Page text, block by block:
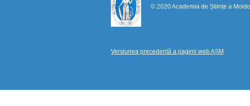
© 2020 Academia de Științe a
Versiunea precedentă a paginii web AȘM